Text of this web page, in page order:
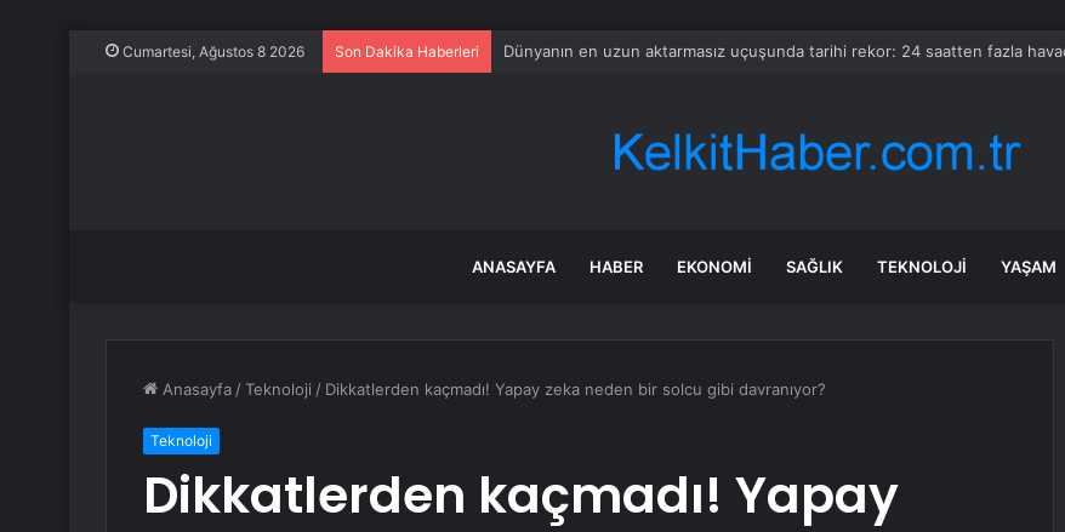
Cumartesi, Ağustos 8 2026 Son Dakika Haberleri Kocaeli’de D-130’u rahatlatacak yeni bağlantı yolu hizmete girdi
ANASAYFA HABER EKONOMI SAĞLIK TEKNOLOJI YAŞAM
Anasayfa /Teknoloji / Dikkatlerden kaçmadı! Yapay zeka neden bir solcu gibi davranıyor?
Teknoloji
Dikkatlerden kaçmadı! Yapay